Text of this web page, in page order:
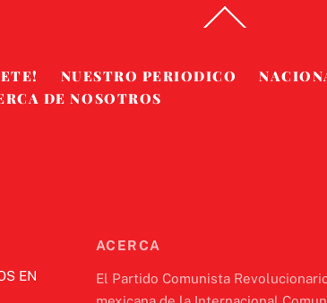
To
NUESTRO PERIODICO
DE NOSOTROS
EN
ACERCA
El Partido Comunista